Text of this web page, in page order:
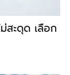
สะดุด เลือก